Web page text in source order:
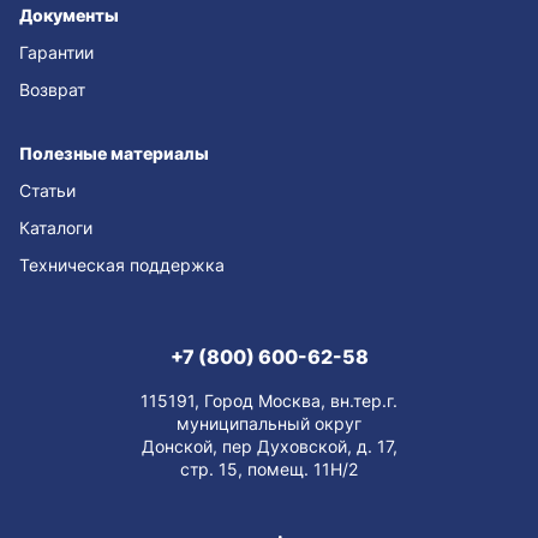
Документы
Гарантии
Возврат
Полезные материалы
Статьи
Каталоги
Техническая поддержка
+7 (800) 600-62-58
115191, Город Москва, вн.тер.г.
муниципальный округ
Донской, пер Духовской, д. 17,
стр. 15, помещ. 11Н/2